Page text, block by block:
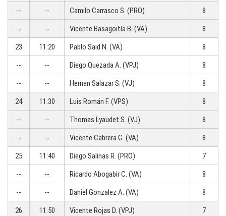
-- -- Camilo Carrasco S. (PRO)
8
--
-- Vicente Basagoitía B. (VA)
8
23
11:20 Pablo Said N. (VA)
8
--
-- Diego Quezada A. (VPJ)
8
--
-- Hernan Salazar S. (VJ)
8
24
11:30 Luis Román F. (VPS)
8
--
-- Thomas Lyaudet S. (VJ)
8
--
-- Vicente Cabrera G. (VA)
8
25
11:40 Diego Salinas R. (PRO)
7
--
-- Ricardo Abogabir C. (VA)
8
--
-- Daniel Gonzalez A. (VA)
8
26
11:50 Vicente Rojas D. (VPJ)
7